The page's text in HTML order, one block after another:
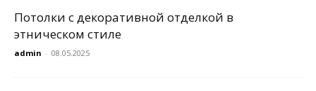
Потолки с декоративной отделкой в
этническом стиле
admin - 08.05.2025